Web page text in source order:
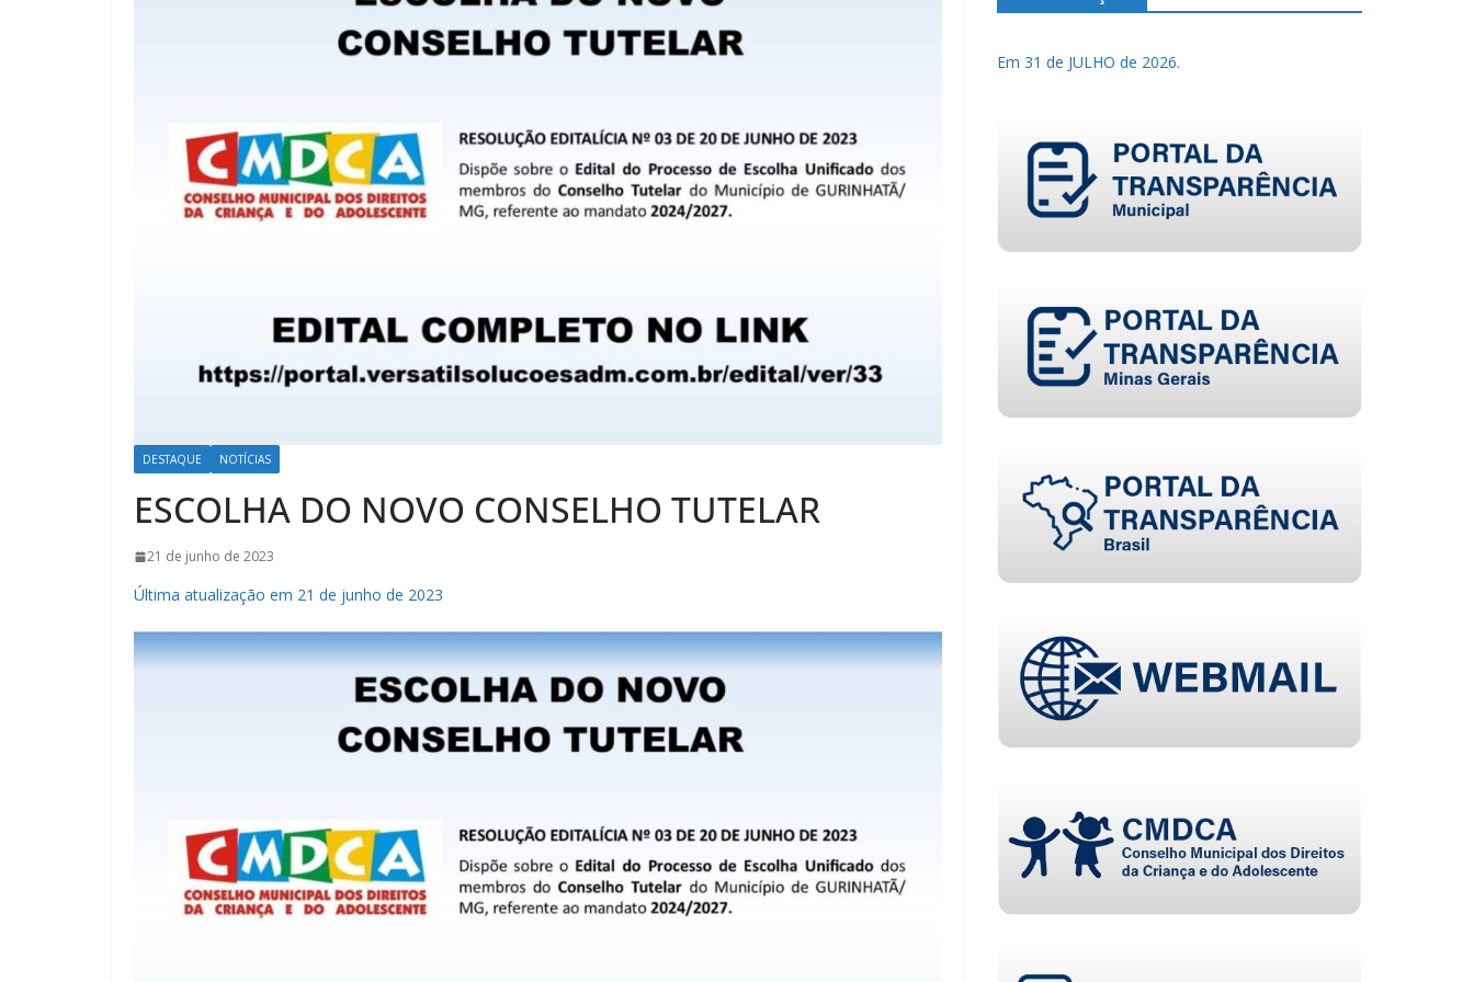
DESTAQUE NOTÍCIAS
ESCOLHA DO NOVO CONSELHO TUTELAR
21 de junho de 2023
Última atualização em 21 de junho de 2023
Em 31 de JULHO de 2026.